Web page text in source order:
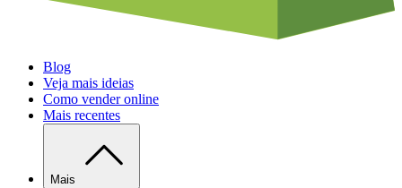
Blog
Veja mais ideias
Como vender online
Mais recentes
Mais